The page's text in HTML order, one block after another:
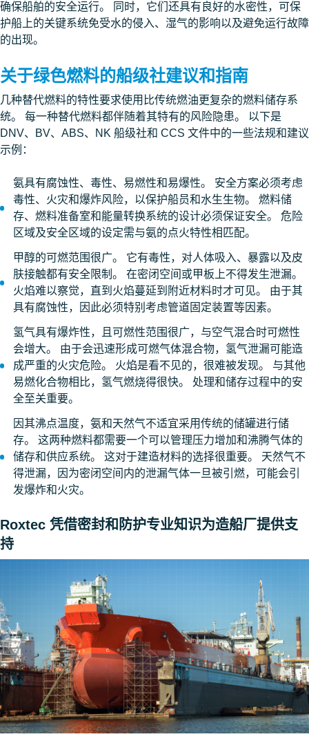
确保船舶的安全运行。 同时，它们还具有良好的水密性，可保
护船上的关键系统免受水的侵入、湿气的影响以及避免运行故障
的出现。
关于绿色燃料的船级社建议和指南
几种替代燃料的特性要求使用比传统燃油更复杂的燃料储存系
统。 每一种替代燃料都伴随着其特有的风险隐患。 以下是
DNV、BV、ABS、NK 船级社和 CCS 文件中的一些法规和建议
示例：
氨具有腐蚀性、毒性、易燃性和易爆性。 安全方案必须考虑
毒性、火灾和爆炸风险，以保护船员和水生生物。 燃料储
存、燃料准备室和能量转换系统的设计必须保证安全。 危险
区域及安全区域的设定需与氨的点火特性相匹配。
甲醇的可燃范围很广。 它有毒性，对人体吸入、暴露以及皮
肤接触都有安全限制。 在密闭空间或甲板上不得发生泄漏。
火焰难以察觉，直到火焰蔓延到附近材料时才可见。 由于其
具有腐蚀性，因此必须特别考虑管道固定装置等因素。
氢气具有爆炸性，且可燃性范围很广，与空气混合时可燃性
会增大。 由于会迅速形成可燃气体混合物，氢气泄漏可能造
成严重的火灾危险。 火焰是看不见的，很难被发现。 与其他
易燃化合物相比，氢气燃烧得很快。 处理和储存过程中的安
全至关重要。
因其沸点温度，氨和天然气不适宜采用传统的储罐进行储
存。 这两种燃料都需要一个可以管理压力增加和沸腾气体的
储存和供应系统。 这对于建造材料的选择很重要。 天然气不
得泄漏，因为密闭空间内的泄漏气体一旦被引燃，可能会引
发爆炸和火灾。
Roxtec 凭借密封和防护专业知识为造船厂提供支
持